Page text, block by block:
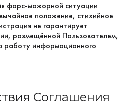
форс-мажорной ситуации
положение, стихийное
не гарантирует
размещённой Пользователем,
работу информационного
Соглашения